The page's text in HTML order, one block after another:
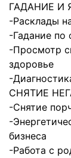
ГАДАНИЕ И
-Расклады
-Гадание по
-Просмотр
здоровье
-
СНЯТИЕ
-Снятие
-
бизнеса
-Работа с